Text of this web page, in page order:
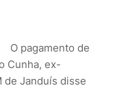
O pagamento de
Cunha, ex-
de Janduís disse